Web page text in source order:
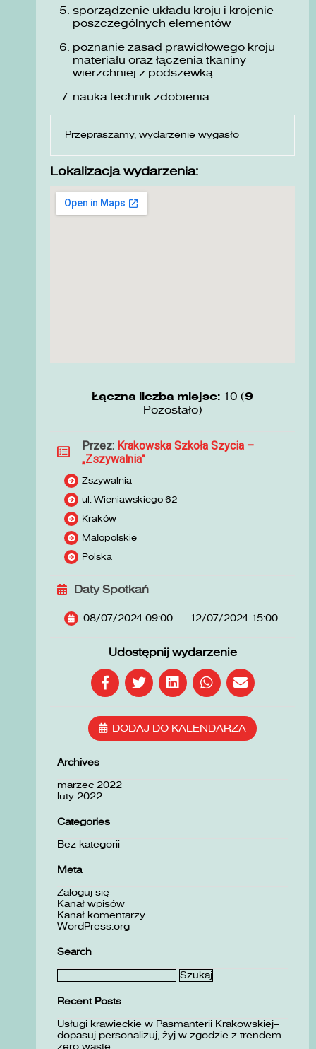
sporządzenie układu kroju i krojenie
poszczególnych elementów
poznanie zasad prawidłowego kroju
materiału oraz łączenia tkaniny
wierzchniej z podszewką
nauka technik zdobienia
Przepraszamy, wydarzenie wygasło
Lokalizacja wydarzenia:
Łączna liczba miejsc: 10 (9
Pozostało)
Przez: Krakowska Szkoła Szycia –
„Zszywalnia”
Zszywalnia
ul. Wieniawskiego 62
Kraków
Małopolskie
Polska
Daty Spotkań
08/07/2024 09:00 - 12/07/2024 15:00
Udostępnij wydarzenie
DODAJ DO KALENDARZA
Archives
marzec 2022
luty 2022
Categories
Bez kategorii
Meta
Zaloguj się
Kanał wpisów
Kanał komentarzy
WordPress.org
Search
Szukaj:
Recent Posts
Usługi krawieckie w Pasmanterii Krakowskiej–
dopasuj personalizuj, żyj w zgodzie z trendem
zero waste